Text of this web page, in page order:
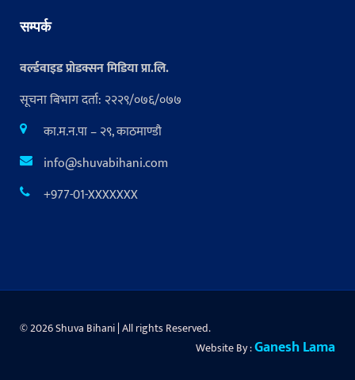
सम्पर्क
वर्ल्डवाइड प्रोडक्सन मिडिया प्रा.लि.
सूचना बिभाग दर्ता: २२२९/०७६/०७७
का.म.न.पा – २९, काठमाण्डौ
info@shuvabihani.com
+977-01-XXXXXXX
© 2026 Shuva Bihani | All rights Reserved.
Website By :Ganesh Lama